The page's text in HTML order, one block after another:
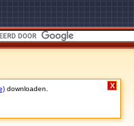
downloaden. X